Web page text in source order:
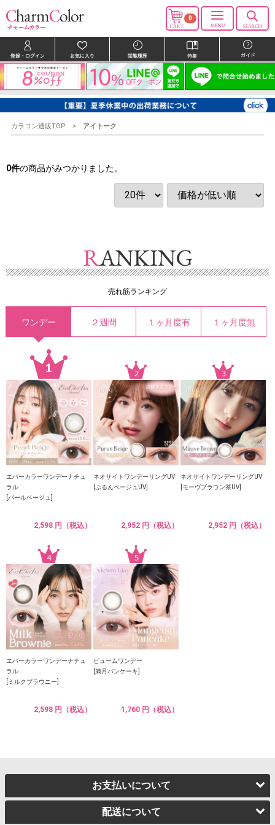
0
カラコン通販TOP アイトーク
0件の商品がみつかりました。
売れ筋ランキング
ワンデー ２週間 １ヶ月度有 １ヶ月度無
エバーカラーワンデーナチュ
ラル
[パールベージュ]
2,598 円（税込）
ネオサイトワンデーリングUV
[ぷるんベージュUV]
2,952 円（税込）
ネオサイトワンデーリングUV
[モーヴブラウン茶UV]
2,952 円（税込）
エバーカラーワンデーナチュ
ラル
[ミルクブラウニー]
2,598 円（税込）
ビュームワンデー
[満月パンケーキ]
1,760 円（税込）
お支払いについて
配送について